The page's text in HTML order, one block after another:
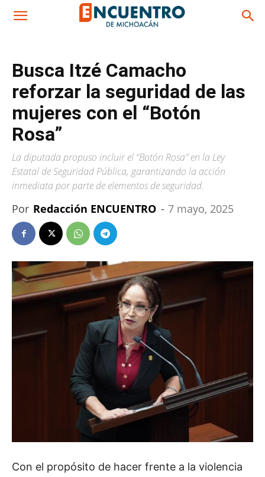
Busca Itzé Camacho
reforzar la seguridad de las
mujeres con el “Botón
Rosa”
La diputada propuso incluir el “Botón Rosa” en la Ley
Estatal de Seguridad Pública, garantizando la acción
inmediata por parte de elementos de seguridad.
Por Redacción ENCUENTRO - 7 mayo, 2025
Con el propósito de hacer frente a la violencia